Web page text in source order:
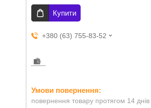
Купити
+380 (63) 755-83-52
повернення товару протягом 14 днів